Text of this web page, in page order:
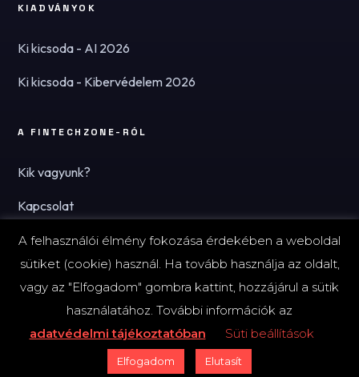
KIADVÁNYOK
Ki kicsoda - AI 2026
Ki kicsoda - Kibervédelem 2026
A FINTECHZONE-RÓL
Kik vagyunk?
Kapcsolat
Hírlevél
© 2026 FinTechZone.hu - A FinTech Group Kft.
Adatvédelmi tájékoztató (PDF)Süti-beállítások
A felhasználói élmény fokozása érdekében a weboldal
sütiket (cookie) használ. Ha tovább használja az oldalt,
vagy az "Elfogadom" gombra kattint, hozzájárul a sütik
használatához. További információk az
adatvédelmi tájékoztatóban
Süti beállítások
Elfogadom Elutasít